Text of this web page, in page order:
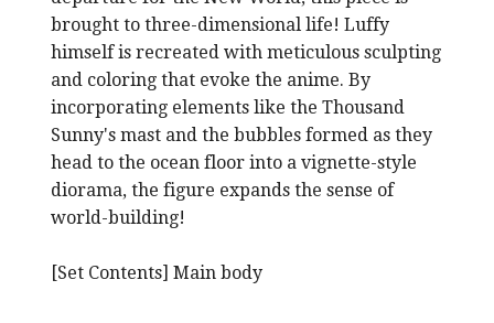
brought to three-dimensional life! Luffy
himself is recreated with meticulous sculpting
and coloring that evoke the anime. By
incorporating elements like the Thousand
Sunny's mast and the bubbles formed as they
head to the ocean floor into a vignette-style
diorama, the figure expands the sense of
world-building!
[Set Contents] Main body